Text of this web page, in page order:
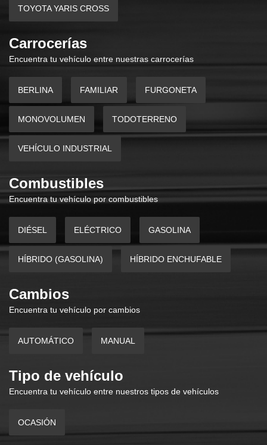
TOYOTA YARIS CROSS
Carrocerías
Encuentra tu vehículo entre nuestras carrocerías
BERLINA FAMILIAR FURGONETA
MONOVOLUMEN TODOTERRENO
VEHÍCULO INDUSTRIAL
Combustibles
Encuentra tu vehículo por combustibles
DIÉSEL ELÉCTRICO GASOLINA
HÍBRIDO (GASOLINA) HÍBRIDO ENCHUFABLE
Cambios
Encuentra tu vehículo por cambios
AUTOMÁTICO MANUAL
Tipo de vehículo
Encuentra tu vehículo entre nuestros tipos de vehículos
OCASIÓN